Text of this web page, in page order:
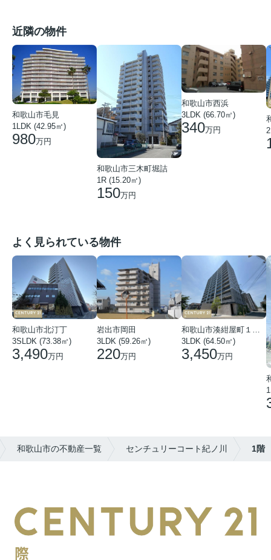
近隣の物件
和歌山市毛見
1LDK (42.95㎡)
980万円
和歌山市三木町堀詰
1R (15.20㎡)
150万円
和歌山市西浜
3LDK (66.70㎡)
340万円
よく見られている物件
和歌山市北汀丁
3SLDK (73.38㎡)
3,490万円
岩出市岡田
3LDK (59.26㎡)
220万円
3LDK (64.50㎡)
3,450万円
和歌山市の不動産一覧 センチュリーコート紀ノ川 1階